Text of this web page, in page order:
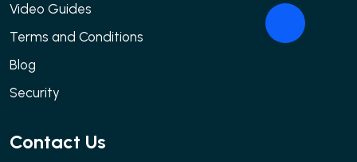
Video Guides
Terms and Conditions
Blog
Security
Contact Us